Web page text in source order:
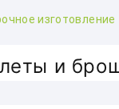
изготовление
и